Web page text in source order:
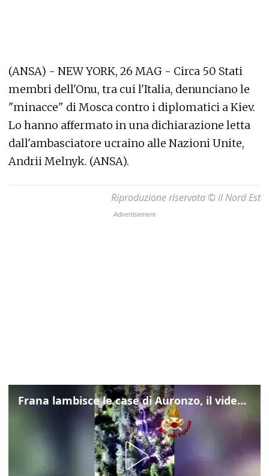
(ANSA) - NEW YORK, 26 MAG - Circa 50 Stati
membri dell'Onu, tra cui l'Italia, denunciano le
"minacce" di Mosca contro i diplomatici a Kiev.
Lo hanno affermato in una dichiarazione letta
dall'ambasciatore ucraino alle Nazioni Unite,
Andrii Melnyk. (ANSA).
Riproduzione riservata © il Nord Est
Frana lambisce le case di Auronzo, il video dall'elicottero dei vigili del fuoco